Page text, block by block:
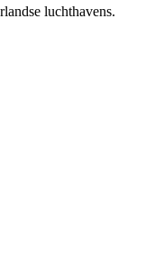
luchthavens.